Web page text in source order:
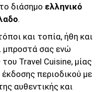
διάσημο ελληνικό
.
και τοπία, ήθη και
μπροστά σας ενώ
Travel Cuisine, μίας
περιοδικού με
αυθεντικής και